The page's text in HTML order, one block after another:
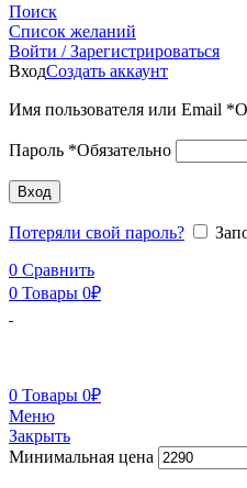
Поиск
Список желаний
Войти / Зарегистрироваться
ВходСоздать аккаунт
Имя пользователя или Email *
Пароль *Обязательно
Вход
Потеряли свой пароль?
0 Сравнить
0 Товары 0₽
0 Товары 0₽
Меню
Закрыть
Минимальная цена